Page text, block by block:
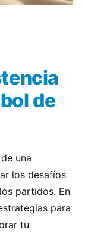
de
una
los desafíos
partidos. En
para
tu